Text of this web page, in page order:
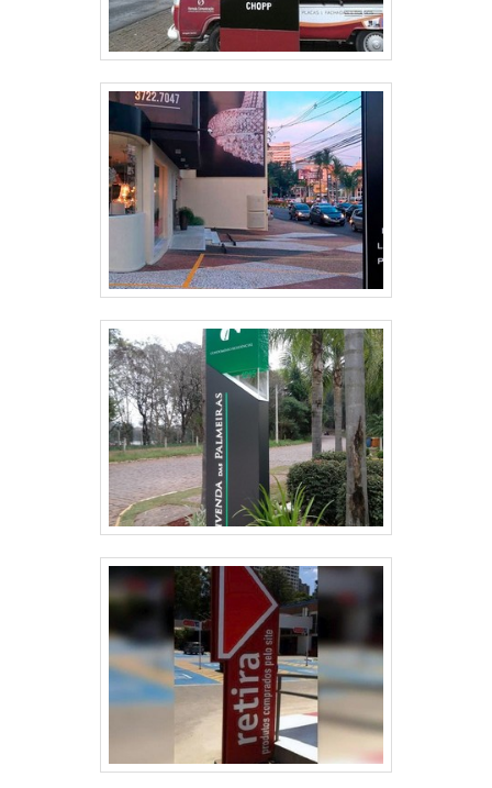
justoSaiba que a Liber Luminosos tem o
que há de melhor no ramo de comunicação
disponibilizando itens como fachada em
ACM, letreiro, toldo, neon, letra caixa e
muito mais. E pensando no cliente, além de
toda qualidade e tecnologia, ainda oferece
pagamento por transferência bancária e
boletos de 30, 60 e 90 dias.Com suas
máquinas de última geração e
equipamentos de qualidade, agregado a
uma equipe com profissionais certificados
que prestam atendimento personalizado
inclusive no pós-venda, a empresa garante
o sucesso dos clientes de ponta a ponta..